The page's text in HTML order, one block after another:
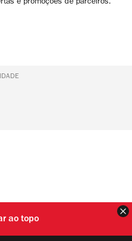
e promoções de parceiros.
ao topo